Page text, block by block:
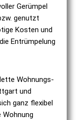
Gerümpel
genutzt
Kosten und
Entrümpelung
Wohnungs-
und
ganz flexibel
Wohnung